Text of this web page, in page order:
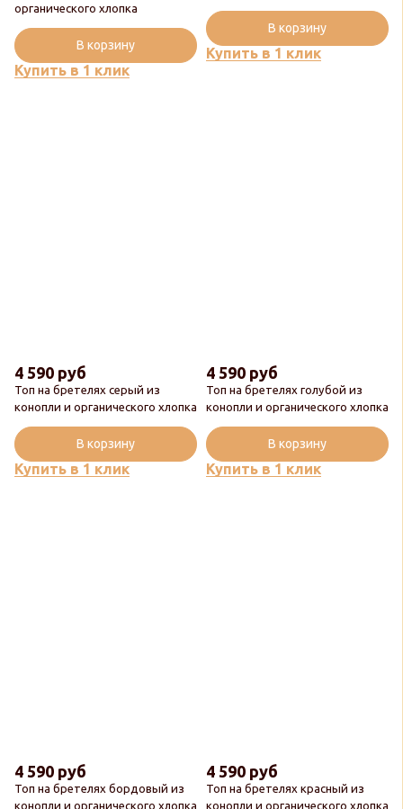
органического хлопка
Купить в 1 клик
В корзину Купить в 1 клик
В корзину
Топ на бретелях серый из
конопли и органического хлопка
4 590 руб
Купить в 1 клик
В корзину
Топ на бретелях голубой из
конопли и органического хлопка
4 590 руб
Купить в 1 клик
В корзину
Топ на бретелях бордовый из
конопли и органического хлопка
4 590 руб
Топ на бретелях красный из
конопли и органического хлопка
4 590 руб